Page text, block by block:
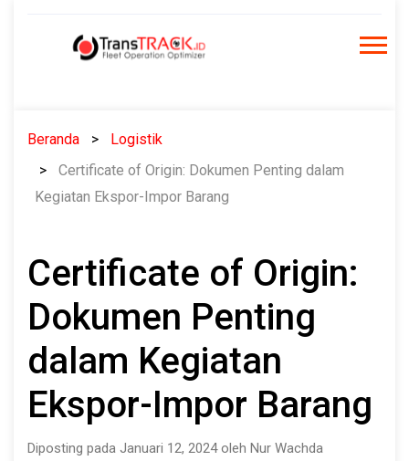
Beranda
Logistik
Certificate of Origin: Dokumen Penting dalam
Kegiatan Ekspor-Impor Barang
Certificate of Origin:
Dokumen Penting
dalam Kegiatan
Ekspor-Impor Barang
Diposting pada Januari 12, 2024 oleh Nur Wachda